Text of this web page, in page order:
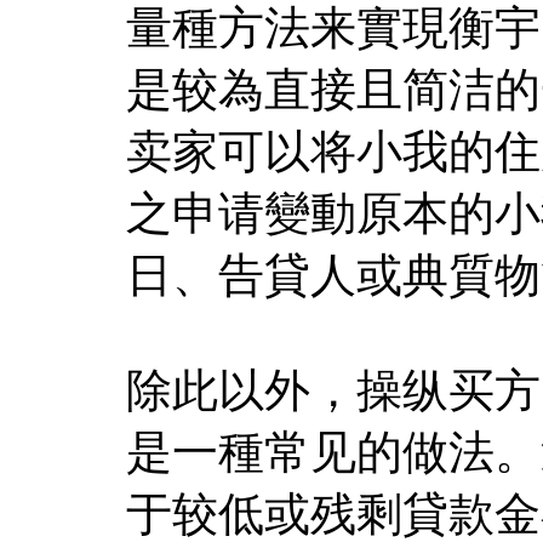
量種方法来實現衡
是较為直接且简洁
卖家可以将小我的
之申请變動原本的
日、告貸人或典質
除此以外，操纵买
是一種常见的做法
于较低或残剩貸款